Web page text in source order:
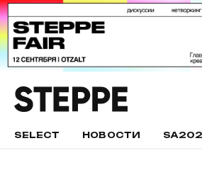
SELECT НОВОСТИ